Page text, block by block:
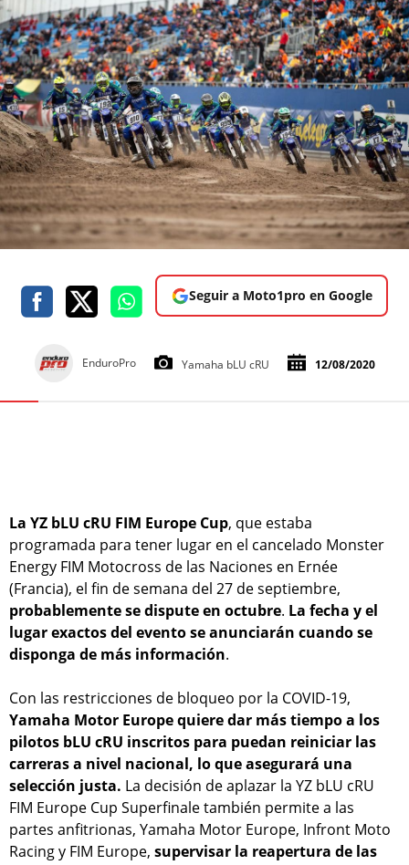
Seguir a Moto1pro en Google
EnduroPro Yamaha bLU cRU 12/08/2020
La YZ bLU cRU FIM Europe Cup, que estaba
programada para tener lugar en el cancelado Monster
Energy FIM Motocross de las Naciones en Ernée
(Francia), el fin de semana del 27 de septiembre,
probablemente se dispute en octubre. La fecha y el
lugar exactos del evento se anunciarán cuando se
disponga de más información.
Con las restricciones de bloqueo por la COVID-19,
Yamaha Motor Europe quiere dar más tiempo a los
pilotos bLU cRU inscritos para puedan reiniciar las
carreras a nivel nacional, lo que asegurará una
selección justa. La decisión de aplazar la YZ bLU cRU
FIM Europe Cup Superfinale también permite a las
partes anfitrionas, Yamaha Motor Europe, Infront Moto
Racing y FIM Europe, supervisar la reapertura de las